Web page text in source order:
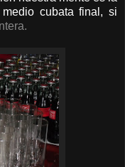
cubata final, si